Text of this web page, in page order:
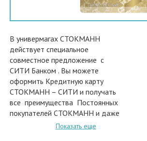
В универмагах СТОКМАНН
действует специальное
совместное предложение с
СИТИ Банком . Вы можете
оформить Кредитную карту
СТОКМАНН – СИТИ и получать
все преимущества Постоянных
покупателей СТОКМАНН и даже
немного больше … А именно:
Показать еще